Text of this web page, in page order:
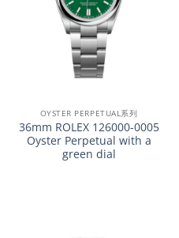
OYSTER PERPETUAL系列
36mm ROLEX 126000-0005
Oyster Perpetual with a
green dial